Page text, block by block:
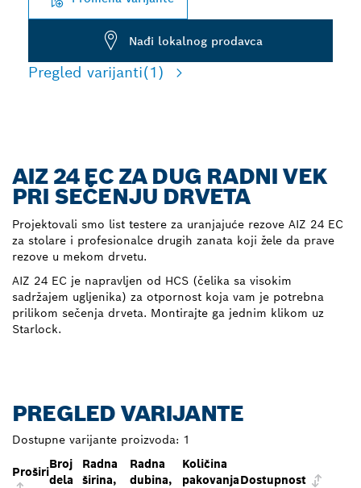
Nađi lokalnog prodavca
Pregled varijanti(1)
AIZ 24 EC ZA DUG RADNI VEK
PRI SEČENJU DRVETA
Projektovali smo list testere za uranjajuće rezove AIZ 24 EC
za stolare i profesionalce drugih zanata koji žele da prave
rezove u mekom drvetu.
AIZ 24 EC je napravljen od HCS (čelika sa visokim
sadržajem ugljenika) za otpornost koja vam je potrebna
prilikom sečenja drveta. Montirajte ga jednim klikom uz
Starlock.
PREGLED VARIJANTE
Dostupne varijante proizvoda: 1
Proširi
Broj
dela
Radna
širina,
Radna
dubina,
Količina
pakovanjaDostupnost